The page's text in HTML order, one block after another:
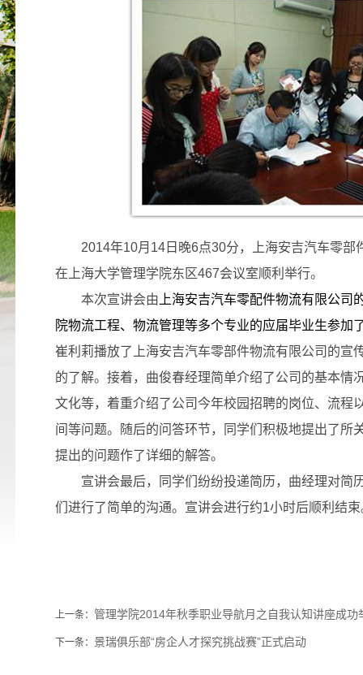
2014年10月 14 日晚6点30分，上海安吉汽车零部
在上海大学管理学院东区467会议室顺利举行。
本次宣讲会由 上海安吉汽车零配件物流有限公司
院物流工程、物流管理等多个专业的应届毕业生参加
崔利莉播放了上海安吉汽车零部件物流有限公司的宣
的了解。接着，曲俊春经理简单介绍了公司的基本情
文化等，着重介绍了公司今年校园招聘的岗位、流程
间等问题。随后的问答环节，同学们积极地提出了所
提出的问题作了详细的解答。
宣讲会最后，同学们纷纷投递简历，曲经理对简
们进行了简单的沟通。宣讲会进行约1小时后顺利结束
上一条： 管理学院2014年秋季职业导航月之自我认知讲座成功
下一条： 景瑞俱乐部“房企人才探究挑战赛”正式启动